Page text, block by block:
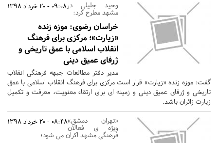
09:08 - 20 خرداد 1398وحید جلیلی در
مشهد مطرح کرد:
خراسان رضوی: موزه زنده
«زیارت»؛ مرکزی برای فرهنگ
انقلاب اسلامی با عمق تاریخی و
ژرفای عمیق دینی‌
مدیر دفتر مطالعات جبهه فرهنگی انقلاب
گفت: موزه زنده «زیارت» قرار است مرکزی برای فرهنگ انقلاب اسلامی با عمق
تاریخی و ژرفای عمیق دینی‌ و زمینه ای برای ارتقاء معنویت، معرفت و تکمیل
زیارت زائران باشد.
08:48 - 20 خرداد 1398«تهران دمشق»
ویژه ی فعالان
فرهنگی مشهد اکران می شود؛